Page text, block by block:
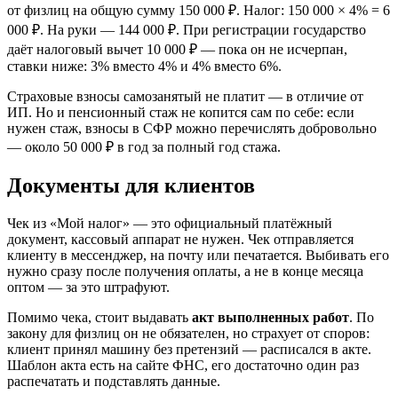
от физлиц на общую сумму 150 000 ₽. Налог: 150 000 × 4% = 6
000 ₽. На руки — 144 000 ₽. При регистрации государство
даёт налоговый вычет 10 000 ₽ — пока он не исчерпан,
ставки ниже: 3% вместо 4% и 4% вместо 6%.
Страховые взносы самозанятый не платит — в отличие от
ИП. Но и пенсионный стаж не копится сам по себе: если
нужен стаж, взносы в СФР можно перечислять добровольно
— около 50 000 ₽ в год за полный год стажа.
Документы для клиентов
Чек из «Мой налог» — это официальный платёжный
документ, кассовый аппарат не нужен. Чек отправляется
клиенту в мессенджер, на почту или печатается. Выбивать его
нужно сразу после получения оплаты, а не в конце месяца
оптом — за это штрафуют.
Помимо чека, стоит выдавать акт выполненных работ. По
закону для физлиц он не обязателен, но страхует от споров:
клиент принял машину без претензий — расписался в акте.
Шаблон акта есть на сайте ФНС, его достаточно один раз
распечатать и подставлять данные.